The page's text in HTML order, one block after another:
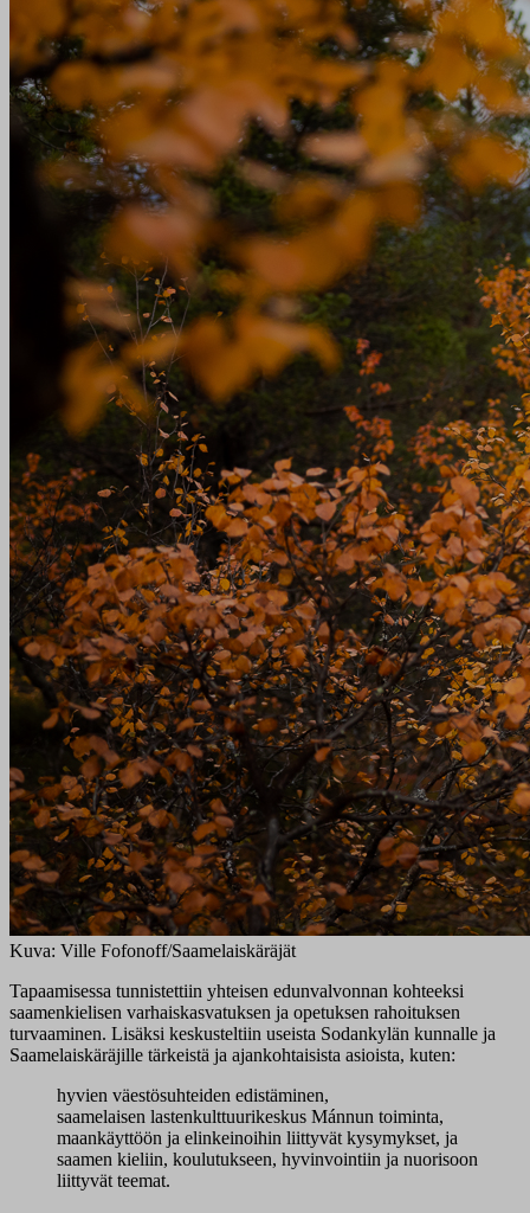
Kuva: Ville Fofonoff/Saamelaiskäräjät
Tapaamisessa tunnistettiin yhteisen edunvalvonnan kohteeksi
saamenkielisen varhaiskasvatuksen ja opetuksen rahoituksen
turvaaminen. Lisäksi keskusteltiin useista Sodankylän kunnalle ja
Saamelaiskäräjille tärkeistä ja ajankohtaisista asioista, kuten:
hyvien väestösuhteiden edistäminen,
saamelaisen lastenkulttuurikeskus Mánnun toiminta,
maankäyttöön ja elinkeinoihin liittyvät kysymykset, ja
saamen kieliin, koulutukseen, hyvinvointiin ja nuorisoon
liittyvät teemat.